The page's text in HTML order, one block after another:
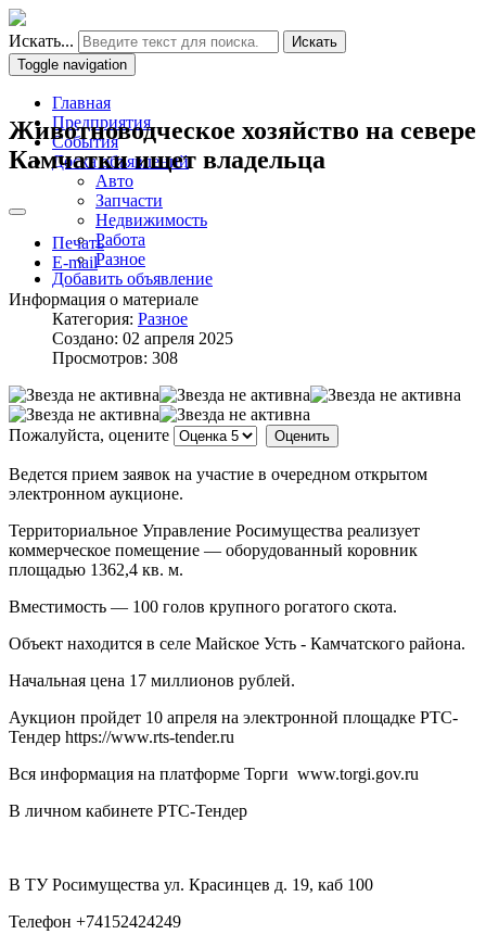
Искать...
Искать
Toggle navigation
Главная
Предприятия
События
Доска объявлений
Авто
Запчасти
Недвижимость
Работа
Разное
Добавить объявление
Животноводческое хозяйство на севере
Камчатки ищет владельца
Печать
E-mail
Информация о материале
Категория: Разное
Создано: 02 апреля 2025
Просмотров: 308
Пожалуйста, оцените
Ведется прием заявок на участие в очередном открытом
электронном аукционе.
Территориальное Управление Росимущества реализует
коммерческое помещение — оборудованный коровник
площадью 1362,4 кв. м.
Вместимость — 100 голов крупного рогатого скота.
Объект находится в селе Майское Усть - Камчатского района.
Начальная цена 17 миллионов рублей.
Аукцион пройдет 10 апреля на электронной площадке РТС-
Тендер https://www.rts-tender.ru
Вся информация на платформе Торги www.torgi.gov.ru
В личном кабинете РТС-Тендер
В ТУ Росимущества ул. Красинцев д. 19, каб 100
Телефон +74152424249